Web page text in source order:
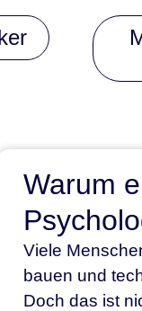
Warum
Viele
bauen und
Doch das ist